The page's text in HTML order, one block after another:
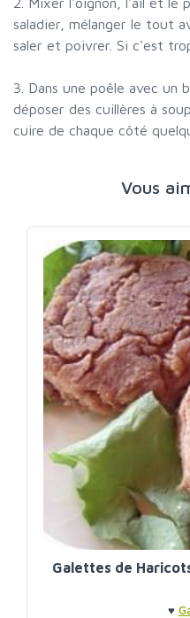
saladier, mélanger le tout
saler et poivrer. Si c'est
3. Dans une poêle avec un
déposer des cuillères à
cuire de chaque côté
Vous
Galettes de
♥